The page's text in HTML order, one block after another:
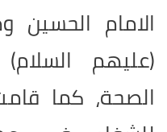
الامام الحسين
(عليهم